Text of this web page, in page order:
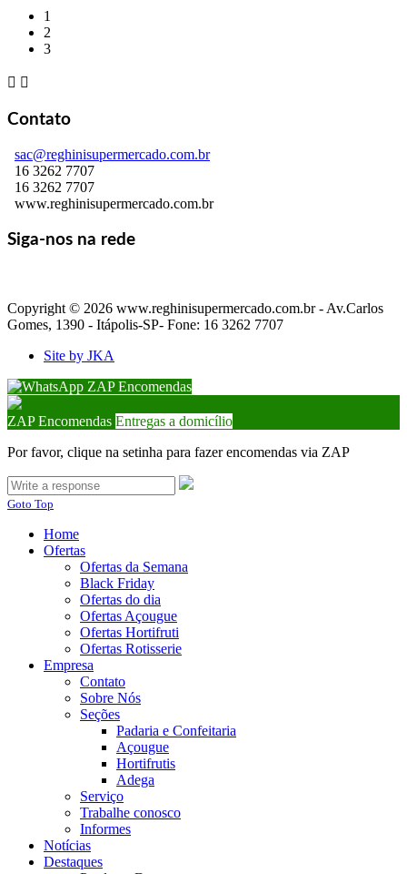
1
2
3
 
Contato
sac@reghinisupermercado.com.br
16 3262 7707
16 3262 7707
www.reghinisupermercado.com.br
Siga-nos na rede
Copyright © 2026 www.reghinisupermercado.com.br - Av.Carlos
Gomes, 1390 - Itápolis-SP- Fone: 16 3262 7707
Site by JKA
ZAP Encomendas
ZAP Encomendas Entregas a domicílio
Por favor, clique na setinha para fazer encomendas via ZAP
Goto Top
Home
Ofertas
Ofertas da Semana
Black Friday
Ofertas do dia
Ofertas Açougue
Ofertas Hortifruti
Ofertas Rotisserie
Empresa
Contato
Sobre Nós
Seções
Padaria e Confeitaria
Açougue
Hortifrutis
Adega
Serviço
Trabalhe conosco
Informes
Notícias
Destaques